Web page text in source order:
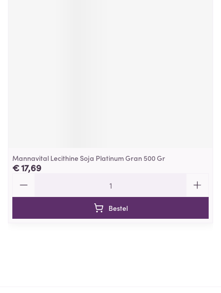
Mannavital Lecithine Soja Platinum Gran 500 Gr
€ 17,69
Bestel